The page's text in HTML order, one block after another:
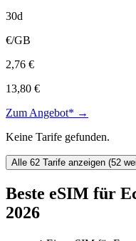
30d
€/GB
2,76 €
13,80 €
Zum Angebot* →
Keine Tarife gefunden.
Alle 62 Tarife anzeigen (52
Beste eSIM für
2026